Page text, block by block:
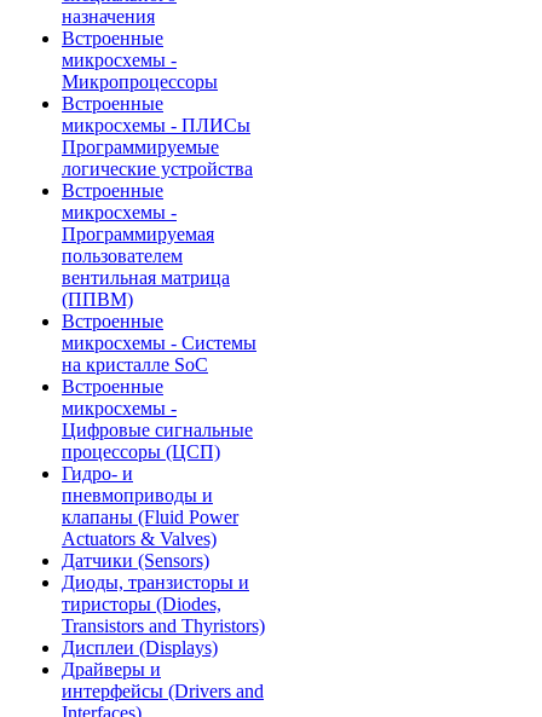
назначения
Встроенные
микросхемы -
Микропроцессоры
Встроенные
микросхемы - ПЛИСы
Программируемые
логические устройства
Встроенные
микросхемы -
Программируемая
пользователем
вентильная матрица
(ППВМ)
Встроенные
микросхемы - Системы
на кристалле SoC
Встроенные
микросхемы -
Цифровые сигнальные
процессоры (ЦСП)
Гидро- и
пневмоприводы и
клапаны (Fluid Power
Actuators & Valves)
Датчики (Sensors)
Диоды, транзисторы и
тиристоры (Diodes,
Transistors and Thyristors)
Дисплеи (Displays)
Драйверы и
интерфейсы (Drivers and
Interfaces)